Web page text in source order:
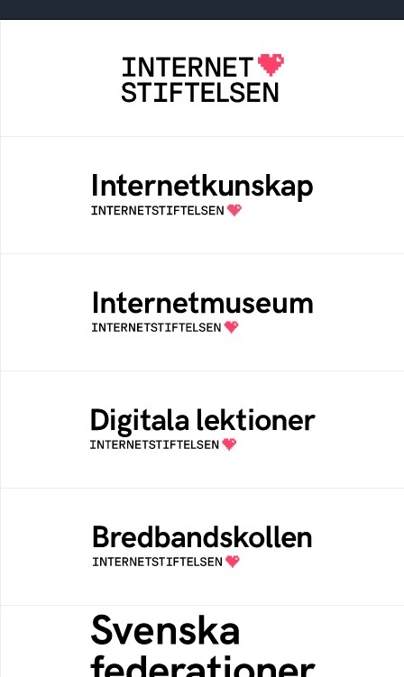
Internetstiftelsen verkar för ett internet som
bidrar positivt till människan och samhället
Samlad kunskap som hjälper dig att bli en
säker och medveten internetanvändare
Ett digitalt museum som byggts, och kureras
av Internetstiftelsen
Öppen digital lärresurs med färdiga lektioner
för alla stadier i grundskolan
Bredbandskollen är ett oberoende
konsumentverktyg som drivs av
Internetstiftelsen
Svenska federationer
Grunden för medlemskap i en sektors- eller